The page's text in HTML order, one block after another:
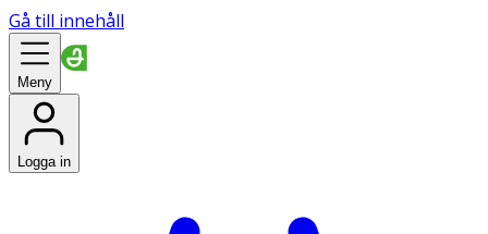
Gå till innehåll
Meny
Logga in